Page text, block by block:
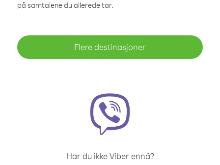
på samtalene du allerede tar.
Flere destinasjoner
Har du ikke Viber ennå?